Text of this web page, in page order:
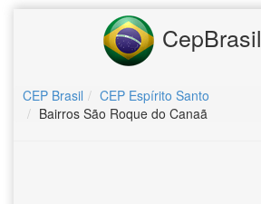
CEP Brasil
CEP Espírito Santo
Bairros São Roque do Canaã